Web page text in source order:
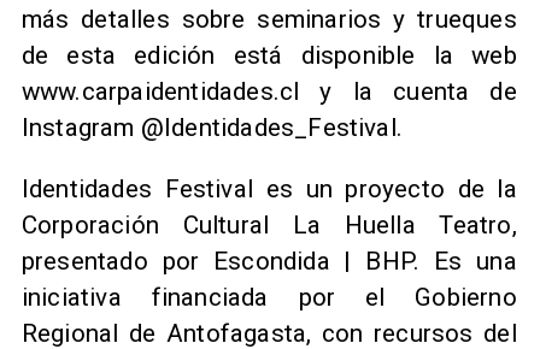
más detalles sobre seminarios y trueques
de esta edición está disponible la web
www.carpaidentidades.cl y la cuenta de
Instagram @Identidades_Festival.
Identidades Festival es un proyecto de la
Corporación Cultural La Huella Teatro,
presentado por Escondida | BHP. Es una
iniciativa financiada por el Gobierno
Regional de Antofagasta, con recursos del